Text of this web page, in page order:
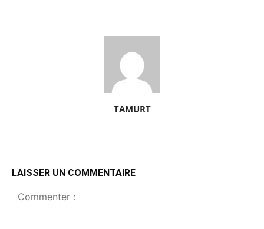
TAMURT
LAISSER UN COMMENTAIRE